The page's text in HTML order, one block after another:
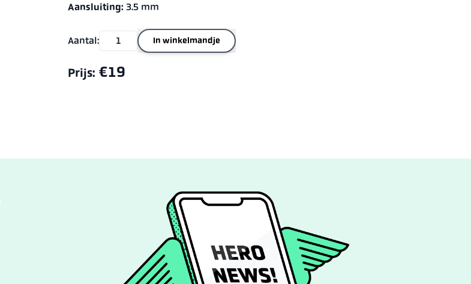
Aansluiting: 3.5 mm
Aantal: In winkelmandje
Prijs: €19